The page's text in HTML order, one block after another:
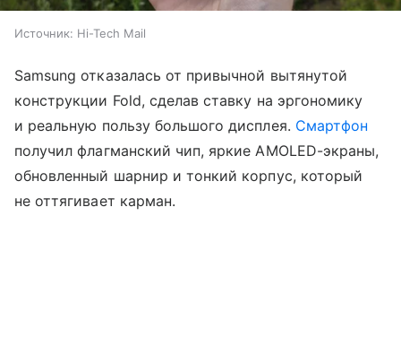
Источник: Hi-Tech Mail
Samsung отказалась от привычной вытянутой
конструкции Fold, сделав ставку на эргономику
и реальную пользу большого дисплея. Смартфон
получил флагманский чип, яркие AMOLED-экраны,
обновленный шарнир и тонкий корпус, который
не оттягивает карман.